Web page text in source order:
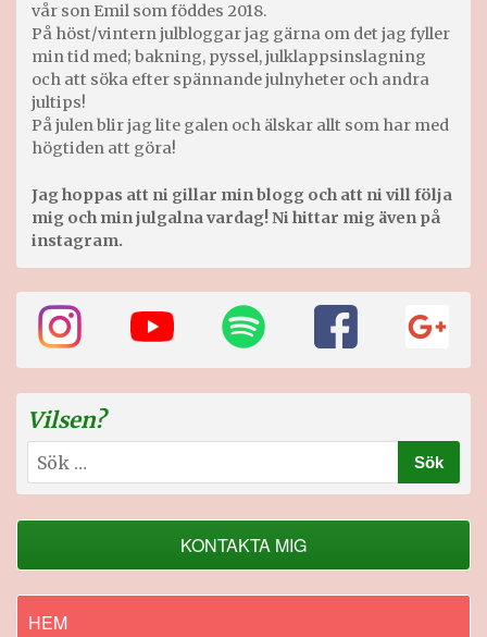
vår son Emil som föddes 2018.
På höst/vintern julbloggar jag gärna om det jag fyller
min tid med; bakning, pyssel, julklappsinslagning
och att söka efter spännande julnyheter och andra
jultips!
På julen blir jag lite galen och älskar allt som har med
högtiden att göra!
Jag hoppas att ni gillar min blogg och att ni vill följa
mig och min julgalna vardag! Ni hittar mig även på
instagram.
Vilsen?
Sök
efter:
KONTAKTA MIG
HEM